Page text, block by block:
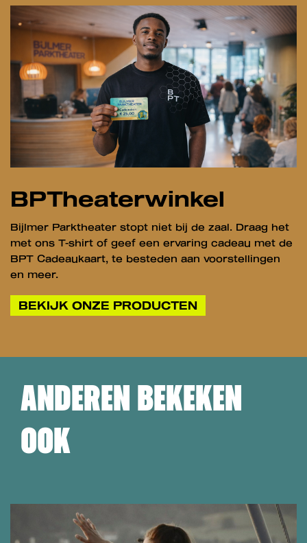
BPTheaterwinkel
Bijlmer Parktheater stopt niet bij de zaal. Draag het
met ons T-shirt of geef een ervaring cadeau met de
BPT Cadeaukaart, te besteden aan voorstellingen
en meer.
BEKIJK ONZE PRODUCTEN
ANDEREN BEKEKEN
OOK